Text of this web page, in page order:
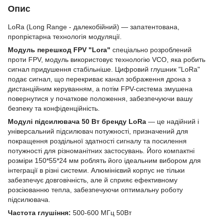
Опис
LoRa (Long Range - далекобійний) — запатентована,
пропрієтарна технологія модуляції.
Модуль перешкод FPV "Lora" спеціально розроблений
проти FPV, модуль використовує технологію VCO, яка робить
сигнал придушення стабільніше. Цифровий глушник "LoRa"
подає сигнал, що перекриває канал зображення дрона з
дистанційним керуванням, а потім FPV-система змушена
повернутися у початкове положення, забезпечуючи вашу
безпеку та конфіденційність.
Модулі підсилювача 50 Вт бренду LoRa — це надійний і
універсальний підсилювач потужності, призначений для
покращення роздільної здатності сигналу та посилення
потужності для різноманітних застосувань. Його компактні
розміри 150*55*24 мм роблять його ідеальним вибором для
інтеграції в різні системи. Алюмінієвий корпус не тільки
забезпечує довговічність, але й сприяє ефективному
розсіюванню тепла, забезпечуючи оптимальну роботу
підсилювача.
Частота глушіння: 500-600 МГц 50Вт